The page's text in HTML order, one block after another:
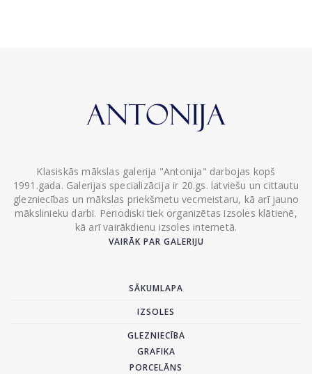
Klasiskās mākslas galerija "Antonija" darbojas kopš
1991.gada. Galerijas specializācija ir 20.gs. latviešu un cittautu
glezniecības un mākslas priekšmetu vecmeistaru, kā arī jauno
mākslinieku darbi. Periodiski tiek organizētas izsoles klātienē,
kā arī vairākdienu izsoles internetā.
VAIRĀK PAR GALERIJU
SĀKUMLAPA
IZSOLES
GLEZNIECĪBA
GRAFIKA
PORCELĀNS